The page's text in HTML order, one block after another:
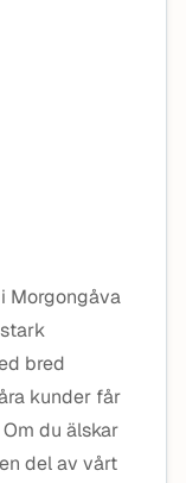
Morgongåva
bred
kunder får
du älskar
del av vårt